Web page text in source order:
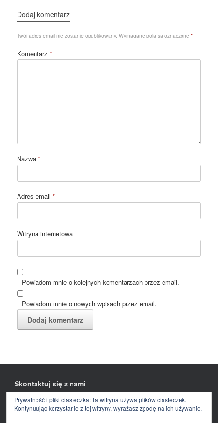
Dodaj komentarz
Twój adres email nie zostanie opublikowany. Wymagane pola są oznaczone *
Komentarz *
Nazwa *
Adres email *
Witryna internetowa
Powiadom mnie o kolejnych komentarzach przez email.
Powiadom mnie o nowych wpisach przez email.
Skontaktuj się z nami
FacebookE-
mail
Prywatność i pliki ciasteczka: Ta witryna używa plików ciasteczek.
Kontynuując korzystanie z tej witryny, wyrażasz zgodę na ich używanie.